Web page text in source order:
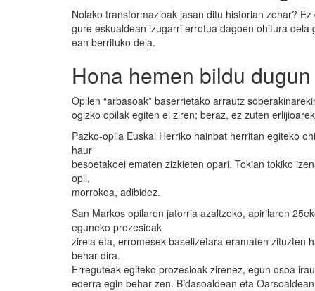
Nolako transformazioak jasan ditu historian zehar?
gure eskualdean izugarri errotua dagoen ohitura
ean berrituko dela.
Hona hemen bildu
Opilen “arbasoak” baserrietako arrautz
ogizko opilak egiten ei ziren; beraz, ez zuten
Pazko-opila Euskal Herriko hainbat herritan egiteko
haur
besoetakoei ematen zizkieten opari. Tokian tokiko
opil,
morrokoa, adibidez.
San Markos opilaren jatorria azaltzeko, apirilaren
eguneko prozesioak
zirela eta, erromesek baselizetara eramaten zituzten
behar dira.
Erreguteak egiteko prozesioak zirenez, egun osoa
ederra egin behar zen. Bidasoaldean eta